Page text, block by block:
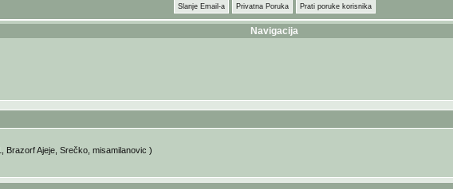
Slanje Email-a Privatna Poruka Prati poruke korisnika
Navigacija
Brazorf Ajeje ,Srečko ,misamilanovic )